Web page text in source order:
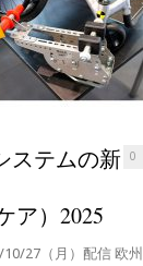
0
ステムの新
ア）2025
27（月）配信 欧州